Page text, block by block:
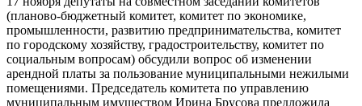
(планово-бюджетный комитет, комитет по экономике,
промышленности, развитию предпринимательства, комитет
по городскому хозяйству, градостроительству, комитет по
социальным вопросам) обсудили вопрос об изменении
арендной платы за пользование муниципальными нежилыми
помещениями. Председатель комитета по управлению
муниципальным имуществом Ирина Брусова предложила